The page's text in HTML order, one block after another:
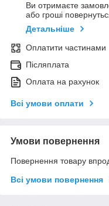
Ви отримаєте
або гроші
Детальніше
Оплатити частинами
Післяплата
Оплата на рахунок
Всі умови оплати
Умови повернення
Повернення товару
Всі умови повернення